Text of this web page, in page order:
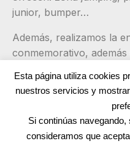
junior, bumper…
Además, realizamos la
conmemorativo,
Esta página utiliza cookies
nuestros servicios y
Si continúas
consideramos que